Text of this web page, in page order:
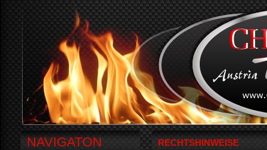
RECHTSHINWEISE
NAVIGATON